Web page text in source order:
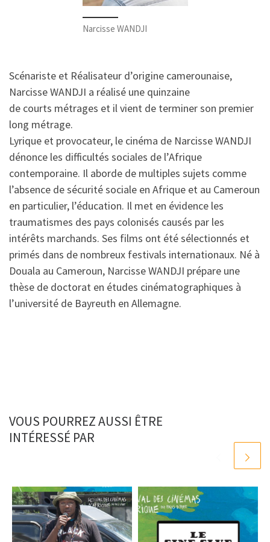
Narcisse WANDJI
Scénariste et Réalisateur d’origine camerounaise,
Narcisse WANDJI a réalisé une quinzaine
de courts métrages et il vient de terminer son premier
long métrage.
Lyrique et provocateur, le cinéma de Narcisse WANDJI
dénonce les difficultés sociales de l’Afrique
contemporaine. Il aborde de multiples sujets comme
l’absence de sécurité sociale en Afrique et au Cameroun
en particulier, l’éducation. Il met en évidence les
traumatismes des pays colonisés causés par les
intérêts marchands. Ses films ont été sélectionnés et
primés dans de nombreux festivals internationaux. Né à
Douala au Cameroun, Narcisse WANDJI prépare une
thèse de doctorat en études cinématographiques à
l’université de Bayreuth en Allemagne.
VOUS POURREZ AUSSI ÊTRE
INTÉRESSÉ PAR